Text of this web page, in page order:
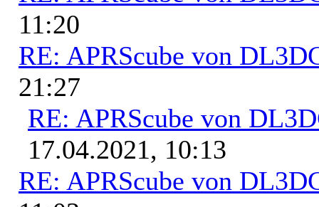
11:20
RE: APRScube von
21:27
RE: APRScube von
17.04.2021, 10:13
RE: APRScube von